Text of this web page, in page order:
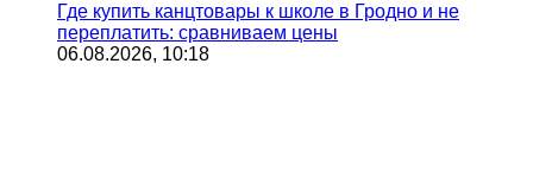
Где купить канцтовары к школе в Гродно и не
переплатить: сравниваем цены
06.08.2026, 10:18